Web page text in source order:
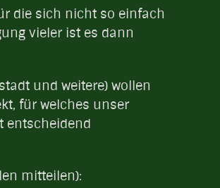
die sich nicht so einfach
vieler ist es dann
und weitere) wollen
für welches unser
entscheidend
mitteilen):